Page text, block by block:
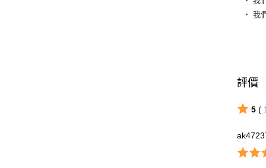
‧ 我
評價
5(